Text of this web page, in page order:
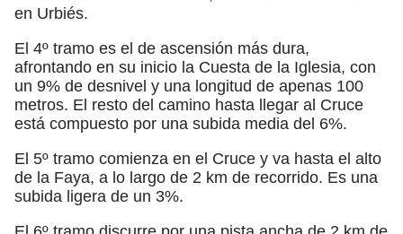
en Urbiés.
El 4º tramo es el de ascensión más dura,
afrontando en su inicio la Cuesta de la Iglesia, con
un 9% de desnivel y una longitud de apenas 100
metros. El resto del camino hasta llegar al Cruce
está compuesto por una subida media del 6%.
El 5º tramo comienza en el Cruce y va hasta el alto
de la Faya, a lo largo de 2 km de recorrido. Es una
subida ligera de un 3%.